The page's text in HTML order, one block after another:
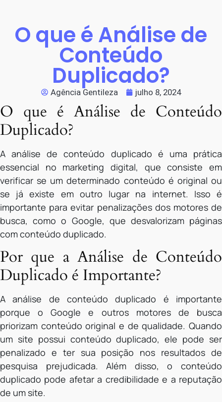
O que é Análise de
Conteúdo
Duplicado?
Agência Gentileza julho 8, 2024
O que é Análise de Conteúdo
Duplicado?
A análise de conteúdo duplicado é uma prática
essencial no marketing digital, que consiste em
verificar se um determinado conteúdo é original ou
se já existe em outro lugar na internet. Isso é
importante para evitar penalizações dos motores de
busca, como o Google, que desvalorizam páginas
com conteúdo duplicado.
Por que a Análise de Conteúdo
Duplicado é Importante?
A análise de conteúdo duplicado é importante
porque o Google e outros motores de busca
priorizam conteúdo original e de qualidade. Quando
um site possui conteúdo duplicado, ele pode ser
penalizado e ter sua posição nos resultados de
pesquisa prejudicada. Além disso, o conteúdo
duplicado pode afetar a credibilidade e a reputação
de um site.